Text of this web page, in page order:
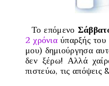
Το επόμενο
2 χρόνια ύπαρξής
μου) δημιούργησα
δεν ξέρω! Αλλά
πιστεύω, τις απόψεις